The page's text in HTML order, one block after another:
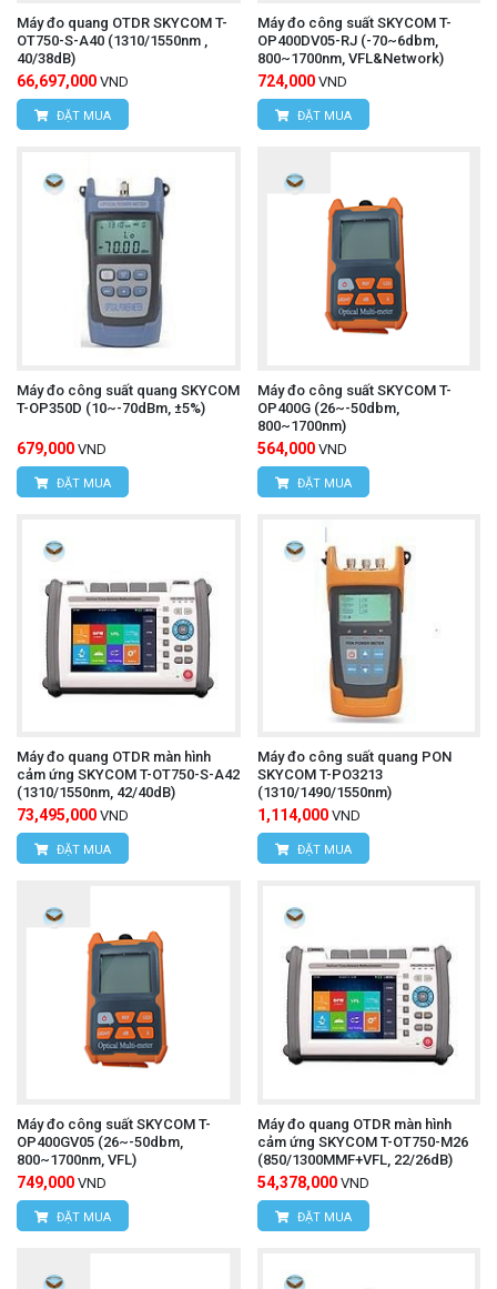
Máy đo quang OTDR SKYCOM T-
OT750-S-A40 (1310/1550nm ,
40/38dB)
66,697,000 VND
ĐẶT MUA
Máy đo công suất SKYCOM T-
OP400DV05-RJ (-70~6dbm,
800~1700nm, VFL&Network)
724,000 VND
ĐẶT MUA
Máy đo công suất quang SKYCOM
T-OP350D (10~-70dBm, ±5%)
679,000 VND
ĐẶT MUA
Máy đo công suất SKYCOM T-
OP400G (26~-50dbm,
800~1700nm)
564,000 VND
ĐẶT MUA
Máy đo quang OTDR màn hình
cảm ứng SKYCOM T-OT750-S-A42
(1310/1550nm, 42/40dB)
73,495,000 VND
ĐẶT MUA
Máy đo công suất quang PON
SKYCOM T-PO3213
(1310/1490/1550nm)
1,114,000 VND
ĐẶT MUA
Máy đo công suất SKYCOM T-
OP400GV05 (26~-50dbm,
800~1700nm, VFL)
749,000 VND
ĐẶT MUA
Máy đo quang OTDR màn hình
cảm ứng SKYCOM T-OT750-M26
(850/1300MMF+VFL, 22/26dB)
54,378,000 VND
ĐẶT MUA